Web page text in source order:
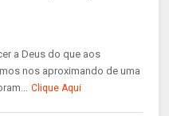
a Deus do que aos
nos aproximando de uma
Clique Aqui